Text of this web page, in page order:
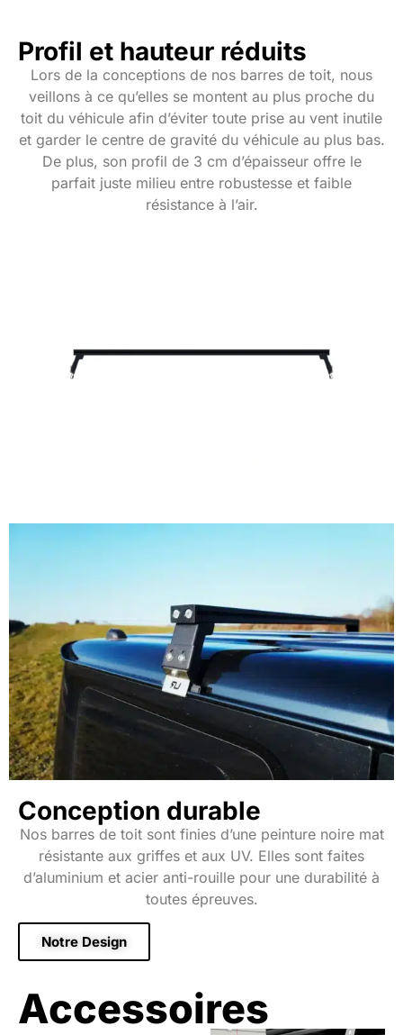
Profil et hauteur réduits
Lors de la conceptions de nos barres de toit, nous
veillons à ce qu’elles se montent au plus proche du
toit du véhicule afin d’éviter toute prise au vent inutile
et garder le centre de gravité du véhicule au plus bas.
De plus, son profil de 3 cm d’épaisseur offre le
parfait juste milieu entre robustesse et faible
résistance à l’air.
Conception durable
Nos barres de toit sont finies d’une peinture noire mat
résistante aux griffes et aux UV. Elles sont faites
d’aluminium et acier anti-rouille pour une durabilité à
toutes épreuves.
Notre Design
Accessoires